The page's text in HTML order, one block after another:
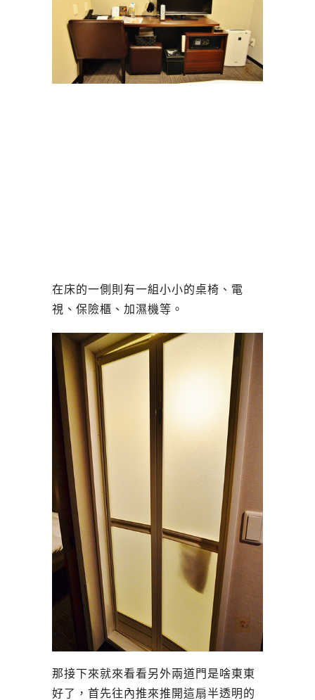
在床的一側則有一組小小的桌椅、電
視、保險櫃、加濕機等。
那接下來就來看看另外兩道門是啥東東
好了，首先往內推來推開這扇半透明的